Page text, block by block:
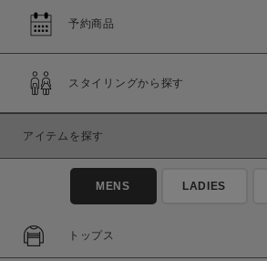
予約商品
スタイリングから探す
アイテムを探す
MENS LADIES
トップス